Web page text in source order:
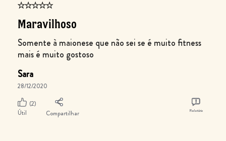
Maravilhoso
Somente à maionese que não sei se é muito fitness
mais é muito gostoso
Sara
28/12/2020
(2)
Útil
Compartilhar Relatório